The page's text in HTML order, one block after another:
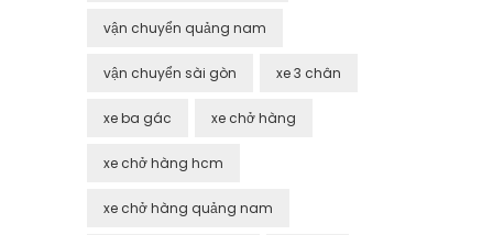
vận chuyển quảng nam
vận chuyển sài gòn xe 3 chân
xe ba gác xe chở hàng
xe chở hàng hcm
xe chở hàng quảng nam